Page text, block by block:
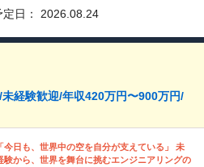
日： 2026.08.24
経験歓迎/年収420万円〜900万円/
「今日も、世界中の空を自分が支えている」 未
験から、世界を舞台に挑むエンジニアリングの